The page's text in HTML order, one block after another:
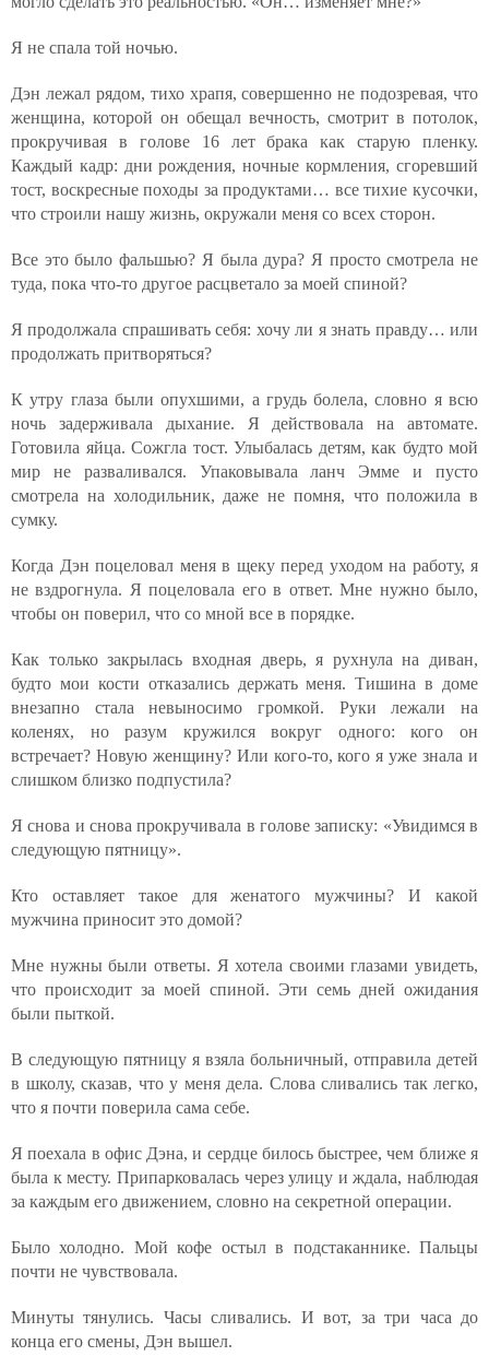
Я не спала той ночью.
Дэн лежал рядом, тихо храпя, совершенно не подозревая, что
женщина, которой он обещал вечность, смотрит в потолок,
прокручивая в голове 16 лет брака как старую пленку.
Каждый кадр: дни рождения, ночные кормления, сгоревший
тост, воскресные походы за продуктами… все тихие кусочки,
что строили нашу жизнь, окружали меня со всех сторон.
Все это было фальшью? Я была дура? Я просто смотрела не
туда, пока что-то другое расцветало за моей спиной?
Я продолжала спрашивать себя: хочу ли я знать правду… или
продолжать притворяться?
К утру глаза были опухшими, а грудь болела, словно я всю
ночь задерживала дыхание. Я действовала на автомате.
Готовила яйца. Сожгла тост. Улыбалась детям, как будто мой
мир не разваливался. Упаковывала ланч Эмме и пусто
смотрела на холодильник, даже не помня, что положила в
сумку.
Когда Дэн поцеловал меня в щеку перед уходом на работу, я
не вздрогнула. Я поцеловала его в ответ. Мне нужно было,
чтобы он поверил, что со мной все в порядке.
Как только закрылась входная дверь, я рухнула на диван,
будто мои кости отказались держать меня. Тишина в доме
внезапно стала невыносимо громкой. Руки лежали на
коленях, но разум кружился вокруг одного: кого он
встречает? Новую женщину? Или кого-то, кого я уже знала и
слишком близко подпустила?
Я снова и снова прокручивала в голове записку: «Увидимся в
следующую пятницу».
Кто оставляет такое для женатого мужчины? И какой
мужчина приносит это домой?
Мне нужны были ответы. Я хотела своими глазами увидеть,
что происходит за моей спиной. Эти семь дней ожидания
были пыткой.
В следующую пятницу я взяла больничный, отправила детей
в школу, сказав, что у меня дела. Слова сливались так легко,
что я почти поверила сама себе.
Я поехала в офис Дэна, и сердце билось быстрее, чем ближе я
была к месту. Припарковалась через улицу и ждала, наблюдая
за каждым его движением, словно на секретной операции.
Было холодно. Мой кофе остыл в подстаканнике. Пальцы
почти не чувствовала.
Минуты тянулись. Часы сливались. И вот, за три часа до
конца его смены, Дэн вышел.